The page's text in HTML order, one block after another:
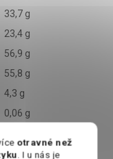
otravné než
. I u nás je
33,7 g
23,4 g
56,9 g
55,8 g
4,3 g
0,06 g